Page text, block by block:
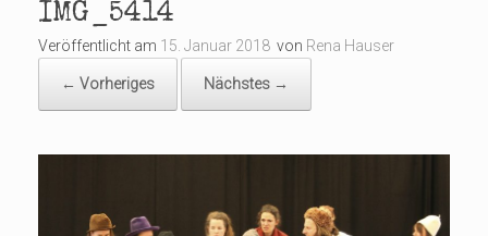
IMG_5414
Veröffentlicht am 15. Januar 2018 von Rena Hauser
← Vorheriges Nächstes →